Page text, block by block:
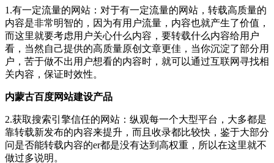
1.有一定流量的网站：对于有一定流量的网站，转载高质量的
内容是非常明智的，因为有用户流量，内容也就产生了价值，
而这里就要考虑用户关心什么内容，要转载什么内容给用户
看，当然自己提供的高质量原创文章更佳，当你沉淀了部分用
户，苦于做不出用户想看的内容时，就可以通过互联网寻找相
关内容，保证时效性。
内蒙古百度网站建设产品
2.获取搜索引擎信任的网站：纵观每一个大型平台，大多都是
靠转载新发布的内容来提升，而且收录都比较快，鉴于大部分
问是否能转载内容的er都是没有达到高权重，所以在这里就不
做过多说明。